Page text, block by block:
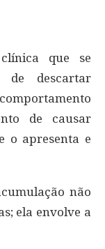
que se
de descartar
de causar
o apresenta e
não
ela envolve a